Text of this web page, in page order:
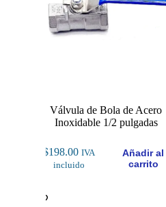
Válvula de Bola de Acero
Inoxidable 1/2 pulgadas
$198.00 IVA
incluido
Añadir al
carrito